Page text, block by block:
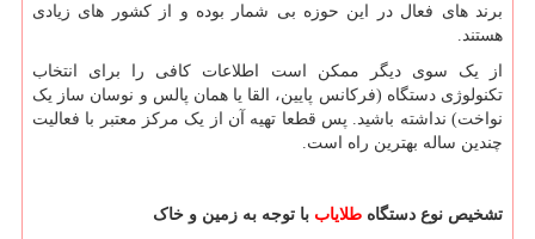
برند های فعال در این حوزه بی شمار بوده و از کشور های زیادی
هستند.
از یک سوی دیگر ممکن است اطلاعات کافی را برای انتخاب
تکنولوژی دستگاه (فرکانس پایین، القا یا همان پالس و نوسان ساز یک
نواخت) نداشته باشید. پس قطعا تهیه آن از یک مرکز معتبر با فعالیت
چندین ساله بهترین راه است.
تشخیص نوع دستگاه طلایاب با توجه به زمین و خاک